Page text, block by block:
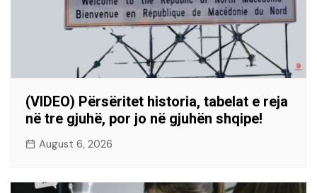
(VIDEO) Përsëritet historia, tabelat e reja
në tre gjuhë, por jo në gjuhën shqipe!
August 6, 2026